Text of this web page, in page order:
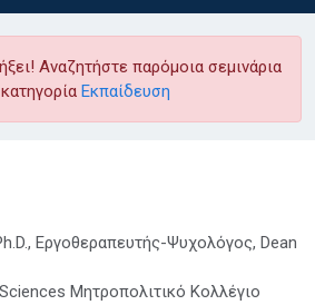
Αναζητήστε παρόμοια σεμινάρια
Εκπαίδευση
Εργοθεραπευτής-Ψυχολόγος, Dean
Μητροπολιτικό Κολλέγιο